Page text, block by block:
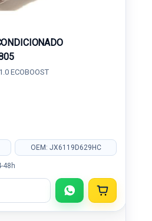
ECOBOOST
OEM: JX6119D629HC
48h